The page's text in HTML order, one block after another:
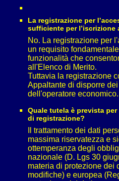
La registrazione per
sufficiente per l’iscrizione
No. La registrazione per
un requisito
funzionalità che
all'Elenco di Merito.
Tuttavia la registrazione
Appaltante di disporre
dell'operatore economico.
Quale tutela è prevista
di registrazione?
Il trattamento dei dati
massima riservatezza e
ottemperanza degli
nazionale (D. Lgs 30
materia di protezione dei
modifiche) e europea